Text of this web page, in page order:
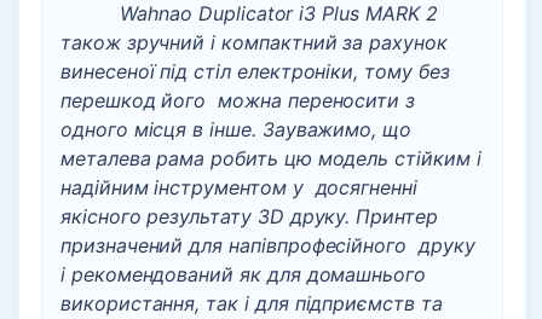
Wahnao Duplicator i3 Plus MARK 2
також зручний і компактний за рахунок
винесеної під стіл електроніки, тому без
перешкод його можна переносити з
одного місця в інше. Зауважимо, що
металева рама робить цю модель стійким і
надійним інструментом у досягненні
якісного результату 3D друку. Принтер
призначений для напівпрофесійного друку
і рекомендований як для домашнього
використання, так і для підприємств та